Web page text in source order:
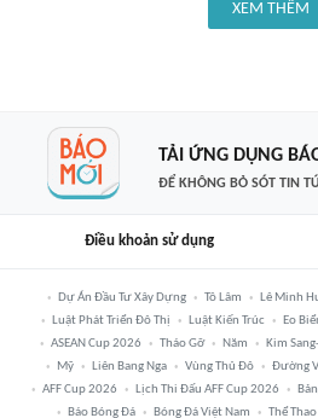
XEM THÊM
TẢI ỨNG DỤNG
ĐỂ KHÔNG BỎ SÓT TIN
Điều khoản sử dụng
Dự Án Đầu Tư Xây Dựng Tô Lâm Lê Minh
Luật Phát Triển Đô Thị
Luật Kiến Trúc Eo
ASEAN Cup 2026
Tháo Gỡ Năm Kim
Mỹ
Liên Bang Nga Vùng Thủ Đô Đường
AFF Cup 2026
Lịch Thi Đấu AFF Cup 2026
Báo Bóng Đá
Bóng Đá Việt Nam Thể Thao